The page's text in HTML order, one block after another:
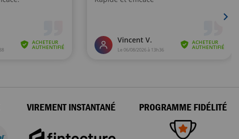
VIREMENT INSTANTANÉ PROGRAMME FIDÉLITÉ